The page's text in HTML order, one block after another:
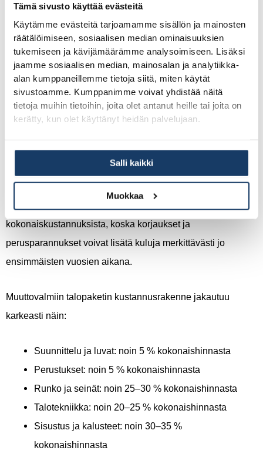
Tämä sivusto käyttää evästeitä
Käytämme evästeitä tarjoamamme sisällön ja mainosten
räätälöimiseen, sosiaalisen median ominaisuuksien
tukemiseen ja kävijämäärämme analysoimiseen. Lisäksi
jaamme sosiaalisen median, mainosalan ja analytiikka-
alan kumppaneillemme tietoja siitä, miten käytät
sivustoamme. Kumppanimme voivat yhdistää näitä
tietoja muihin tietoihin, joita olet antanut heille tai joita on
kerätty, kun olet käyttänyt heidän palvelujaan.
Salli kaikki
Muokkaa
Vanha talo voi olla edullisempi hankintahinnaltaan, mutta
kokonaiskustannuksissa ero kaventuu nopeasti, kun
korjaukset alkavat. Uudisrakennuksessa kustannukset ovat
tiedossa etukäteen, mikä helpottaa budjetin hallintaa
huomattavasti.
Kuinka paljon kompakti uudisrakennus maksaa verrattuna
vanhaan taloon?
Kompaktin uudisrakennuksen hinta riippuu koosta,
varustelusta ja tontista, mutta kustannusrakenne on
kokonaiskustannuksista, koska korjaukset ja
perusparannukset voivat lisätä kuluja merkittävästi jo
ensimmäisten vuosien aikana.
Muuttovalmiin talopaketin kustannusrakenne jakautuu
karkeasti näin:
Suunnittelu ja luvat: noin 5 % kokonaishinnasta
Perustukset: noin 5 % kokonaishinnasta
Runko ja seinät: noin 25–30 % kokonaishinnasta
Talotekniikka: noin 20–25 % kokonaishinnasta
Sisustus ja kalusteet: noin 30–35 %
kokonaishinnasta